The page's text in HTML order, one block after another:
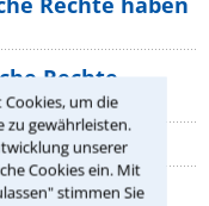
um die
zu gewährleisten.
unserer
Cookies ein. Mit
stimmen Sie
Rechte
zahlen?